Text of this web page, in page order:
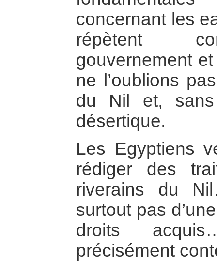
concernant les
répètent
gouvernement
ne l’oublions
du Nil et,
désertique.
Les Egyptiens
rédiger des
riverains du
surtout pas
droits
précisément